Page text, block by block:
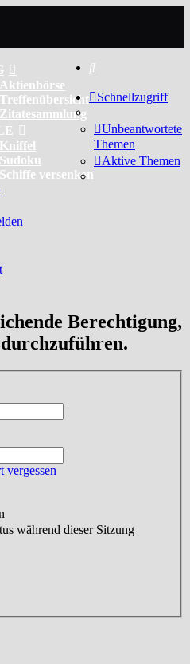
Aktienbörse
Treffenübersicht
Zitatesammlung
Kniffel
Sudoku
Schiffe versenken
Schnellzugriff
Unbeantwortete
Themen
Aktive Themen
Berechtigung,
vergessen
während dieser Sitzung